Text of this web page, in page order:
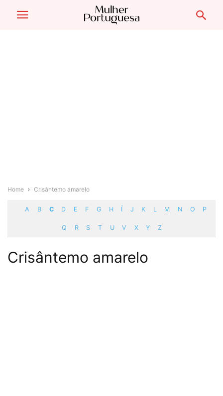
Home Crisântemo amarelo
A B C D E F G H Í J K L M N O P
Q R S T U V X Y Z
Crisântemo amarelo